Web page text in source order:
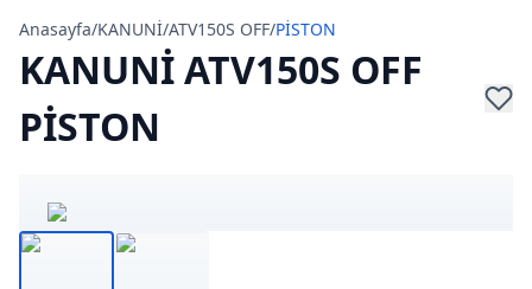
Anasayfa/KANUNİ/ATV150S OFF/PİSTON
KANUNİ ATV150S OFF
PİSTON